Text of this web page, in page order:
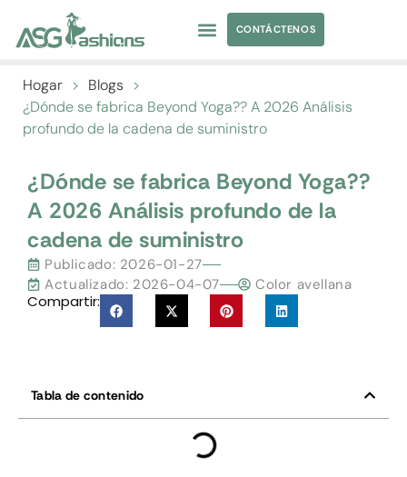
CONTÁCTENOS
Hogar > Blogs >
¿Dónde se fabrica Beyond Yoga?? A 2026 Análisis
profundo de la cadena de suministro
¿Dónde se fabrica Beyond Yoga??
A 2026 Análisis profundo de la
cadena de suministro
Publicado: 2026-01-27
Actualizado: 2026-04-07
Color avellana
Compartir:
Tabla de contenido